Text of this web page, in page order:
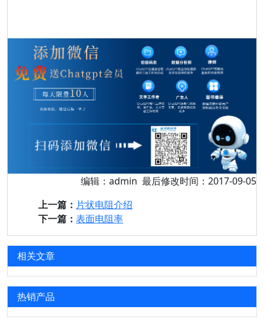
编辑：admin 最后修改时间：2017-09-05
上一篇： 片状电阻介绍
下一篇： 表面电阻率
相关文章
热销产品